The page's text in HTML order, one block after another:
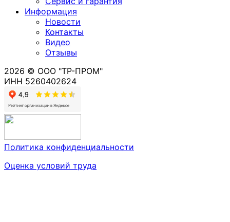
Информация
Новости
Контакты
Видео
Отзывы
2026 © ООО "ТР-ПРОМ"
ИНН 5260402624
Политика конфиденциальности
Оценка условий труда